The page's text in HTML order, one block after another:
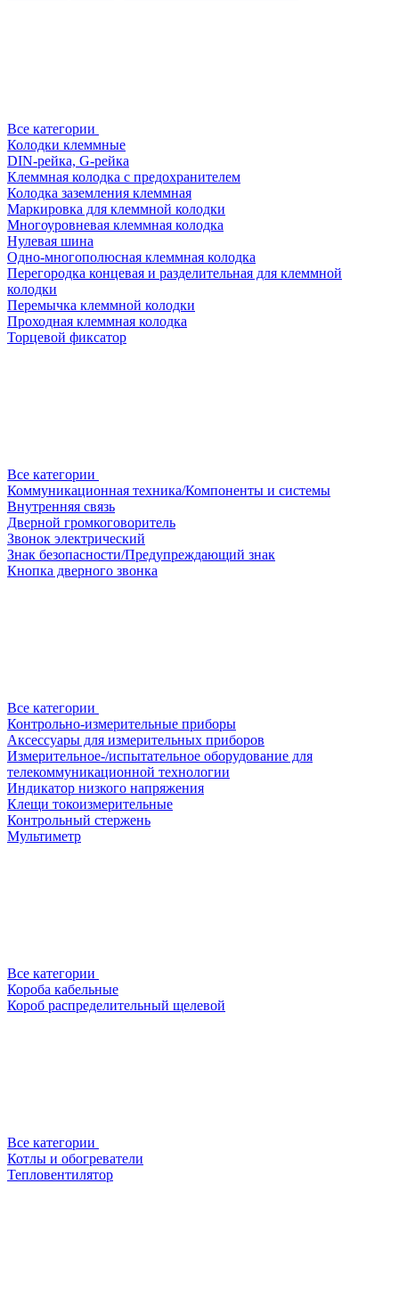
Все категории
Колодки клеммные
DIN-рейка, G-рейка
Клеммная колодка с предохранителем
Колодка заземления клеммная
Маркировка для клеммной колодки
Многоуровневая клеммная колодка
Нулевая шина
Одно-многополюсная клеммная колодка
Перегородка концевая и разделительная для клеммной
колодки
Перемычка клеммной колодки
Проходная клеммная колодка
Торцевой фиксатор
Все категории
Коммуникационная техника/Компоненты и системы
Внутренняя связь
Дверной громкоговоритель
Звонок электрический
Знак безопасности/Предупреждающий знак
Кнопка дверного звонка
Все категории
Контрольно-измерительные приборы
Аксессуары для измерительных приборов
Измерительное-/испытательное оборудование для
телекоммуникационной технологии
Индикатор низкого напряжения
Клещи токоизмерительные
Контрольный стержень
Мультиметр
Все категории
Короба кабельные
Короб распределительный щелевой
Все категории
Котлы и обогреватели
Тепловентилятор